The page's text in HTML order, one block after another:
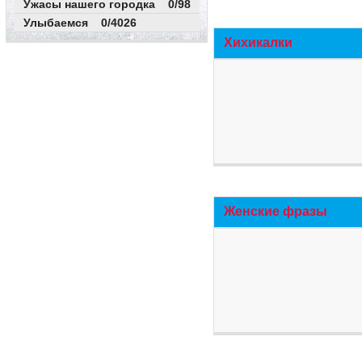
Ужасы нашего городка 0/98
Улыбаемся 0/4026
Хихикалки
Женские фразы